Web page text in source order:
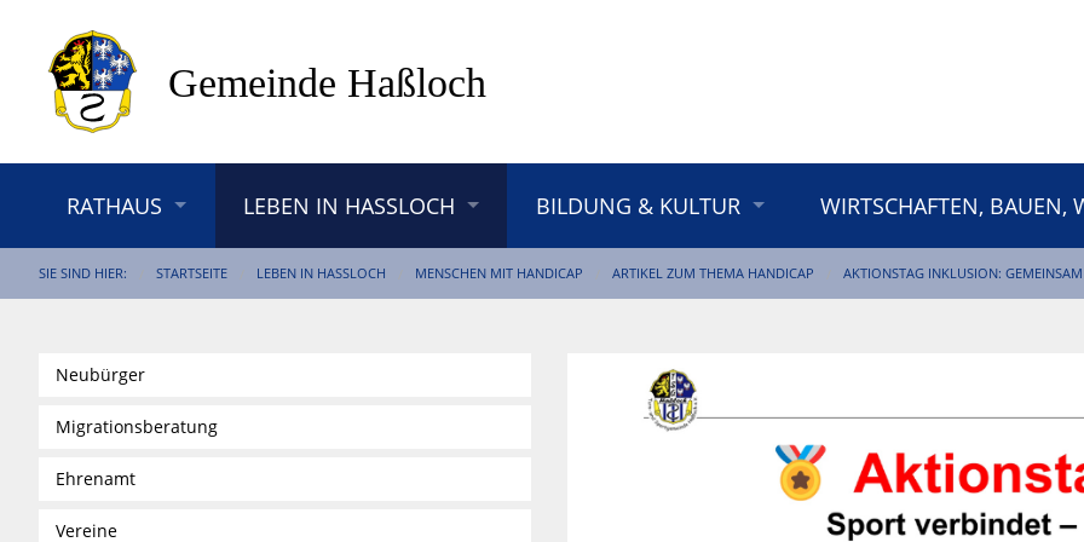
RATHAUS LEBEN IN HASSLOCH BILDUNG & KULTUR WIRTSCHAFTEN,
SIE SIND HIER: STARTSEITE LEBEN IN HASSLOCH MENSCHEN MIT HANDICAP ARTIKEL ZUM THEMA HANDICAP AKTIONSTAG INKLUSION:
Neubürger
Migrationsberatung
Ehrenamt
Vereine